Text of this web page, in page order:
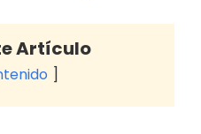
Artículo